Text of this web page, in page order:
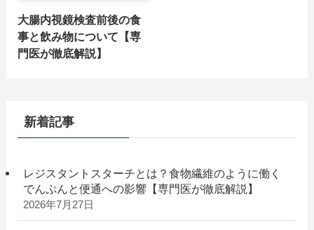
大腸内視鏡検査前後の食
事と飲み物について【専
門医が徹底解説】
新着記事
レジスタントスターチとは？食物繊維のように働く
でんぷんと便通への影響【専門医が徹底解説】
2026年7月27日